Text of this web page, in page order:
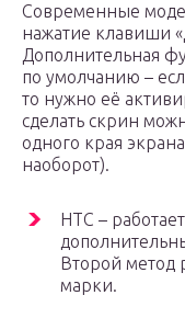
Современные
нажатие клавиши
Дополнительная
по умолчанию –
то нужно её
сделать скрин
одного края
наоборот).
HTC –
Второй метод
марки.